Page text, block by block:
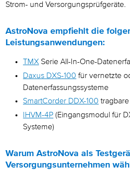
Strom- und Versorgungsprüfgeräte.
AstroNova empfiehlt die
Leistungsanwendungen:
TMX Serie All-In-One-
Daxus DXS-100 für vernetzte
Datenerfassungssysteme
SmartCorder DDX-100
IHVM-4P (Eingangsmodul für
Systeme)
Warum AstroNova als
Versorgungsunternehmen